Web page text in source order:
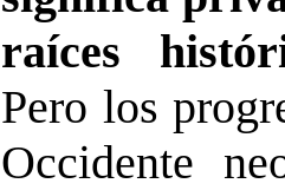
raíces
Pero los
Occidente